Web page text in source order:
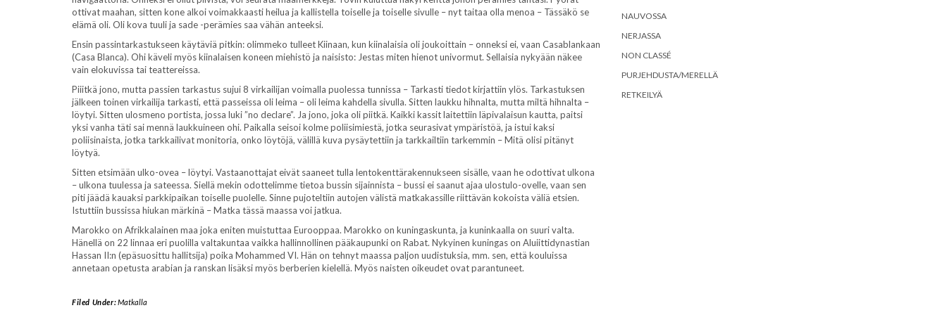
ottivat maahan, sitten kone alkoi voimakkaasti heilua ja kallistella toiselle ja toiselle sivulle – nyt taitaa olla menoa – Tässäkö se
elämä oli. Oli kova tuuli ja sade -perämies saa vähän anteeksi.
Ensin passintarkastukseen käytäviä pitkin: olimmeko tulleet Kiinaan, kun kiinalaisia oli joukoittain – onneksi ei, vaan Casablankaan
(Casa Blanca). Ohi käveli myös kiinalaisen koneen miehistö ja naisisto: Jestas miten hienot univormut. Sellaisia nykyään näkee
vain elokuvissa tai teattereissa.
Piiitkä jono, mutta passien tarkastus sujui 8 virkailijan voimalla puolessa tunnissa – Tarkasti tiedot kirjattiin ylös. Tarkastuksen
jälkeen toinen virkailija tarkasti, että passeissa oli leima – oli leima kahdella sivulla. Sitten laukku hihnalta, mutta miltä hihnalta –
löytyi. Sitten ulosmeno portista, jossa luki ”no declare”. Ja jono, joka oli piitkä. Kaikki kassit laitettiin läpivalaisun kautta, paitsi
yksi vanha täti sai mennä laukkuineen ohi. Paikalla seisoi kolme poliisimiestä, jotka seurasivat ympäristöä, ja istui kaksi
poliisinaista, jotka tarkkailivat monitoria, onko löytöjä, välillä kuva pysäytettiin ja tarkkailtiin tarkemmin – Mitä olisi pitänyt
löytyä.
Sitten etsimään ulko-ovea – löytyi. Vastaanottajat eivät saaneet tulla lentokenttärakennukseen sisälle, vaan he odottivat ulkona
– ulkona tuulessa ja sateessa. Siellä mekin odottelimme tietoa bussin sijainnista – bussi ei saanut ajaa ulostulo-ovelle, vaan sen
piti jäädä kauaksi parkkipaikan toiselle puolelle. Sinne pujoteltiin autojen välistä matkakassille riittävän kokoista väliä etsien.
Istuttiin bussissa hiukan märkinä – Matka tässä maassa voi jatkua.
Marokko on Afrikkalainen maa joka eniten muistuttaa Eurooppaa. Marokko on kuningaskunta, ja kuninkaalla on suuri valta.
Hänellä on 22 linnaa eri puolilla valtakuntaa vaikka hallinnollinen pääkaupunki on Rabat. Nykyinen kuningas on Aluiittidynastian
Hassan II:n (epäsuosittu hallitsija) poika Mohammed VI. Hän on tehnyt maassa paljon uudistuksia, mm. sen, että kouluissa
annetaan opetusta arabian ja ranskan lisäksi myös berberien kielellä. Myös naisten oikeudet ovat parantuneet.
Filed Under:Matkalla
NAUVOSSA
NERJASSA
NON CLASSÉ
PURJEHDUSTA/MERELLÄ
RETKEILYÄ